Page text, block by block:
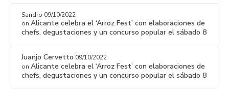
Sandro 09/10/2022
onAlicante celebra el ‘Arroz Fest’ con elaboraciones de
chefs, degustaciones y un concurso popular el sábado 8
Juanjo Cervetto 09/10/2022
onAlicante celebra el ‘Arroz Fest’ con elaboraciones de
chefs, degustaciones y un concurso popular el sábado 8